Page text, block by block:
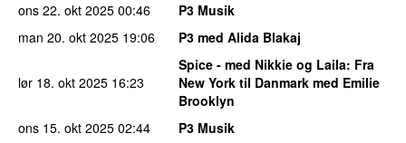
ons 22. okt 2025 00:46
P3 Musik
man 20. okt 2025 19:06 P3 med Alida Blakaj
lør 18. okt 2025 16:23
Spice - med Nikkie og Laila: Fra
New York til Danmark med Emilie
Brooklyn
ons 15. okt 2025 02:44
P3 Musik